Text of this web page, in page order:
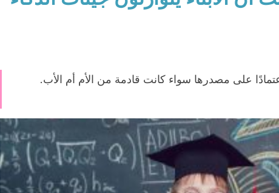
على مصدرها سواء كانت قادمة من الأم أم الأب.